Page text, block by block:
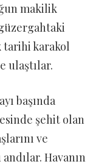
makilik
tarihi karakol
ulaştılar.
başında
şehit olan
ve
Havanın